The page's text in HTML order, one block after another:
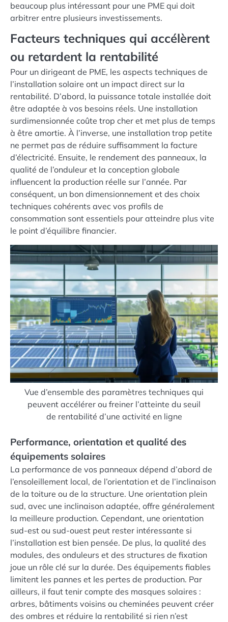
beaucoup plus intéressant pour une PME qui doit
arbitrer entre plusieurs investissements.
Facteurs techniques qui accélèrent
ou retardent la rentabilité
Pour un dirigeant de PME, les aspects techniques de
l’installation solaire ont un impact direct sur la
rentabilité. D’abord, la puissance totale installée doit
être adaptée à vos besoins réels. Une installation
surdimensionnée coûte trop cher et met plus de temps
à être amortie. À l’inverse, une installation trop petite
ne permet pas de réduire suffisamment la facture
d’électricité. Ensuite, le rendement des panneaux, la
qualité de l’onduleur et la conception globale
influencent la production réelle sur l’année. Par
conséquent, un bon dimensionnement et des choix
techniques cohérents avec vos profils de
consommation sont essentiels pour atteindre plus vite
le point d’équilibre financier.
Vue d’ensemble des paramètres techniques qui
peuvent accélérer ou freiner l’atteinte du seuil
de rentabilité d’une activité en ligne
Performance, orientation et qualité des
équipements solaires
La performance de vos panneaux dépend d’abord de
l’ensoleillement local, de l’orientation et de l’inclinaison
de la toiture ou de la structure. Une orientation plein
sud, avec une inclinaison adaptée, offre généralement
la meilleure production. Cependant, une orientation
sud-est ou sud-ouest peut rester intéressante si
l’installation est bien pensée. De plus, la qualité des
modules, des onduleurs et des structures de fixation
joue un rôle clé sur la durée. Des équipements fiables
limitent les pannes et les pertes de production. Par
ailleurs, il faut tenir compte des masques solaires :
arbres, bâtiments voisins ou cheminées peuvent créer
des ombres et réduire la rentabilité si rien n’est